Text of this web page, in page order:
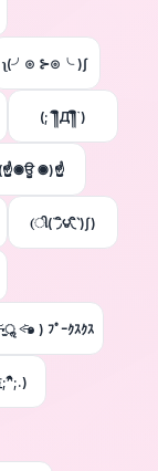
ʅ(╯⊙ ⊱⊙╰ )ʃ
(;´༎ຶД༎ຶ`)
(☝◉ਊ ◉)☝
(ી(΄◞ิ౪◟ิ‵)ʃ)
˂̶᷅๑ ) ﾌﾟｰｸｽｸｽ
;^ิ;.)